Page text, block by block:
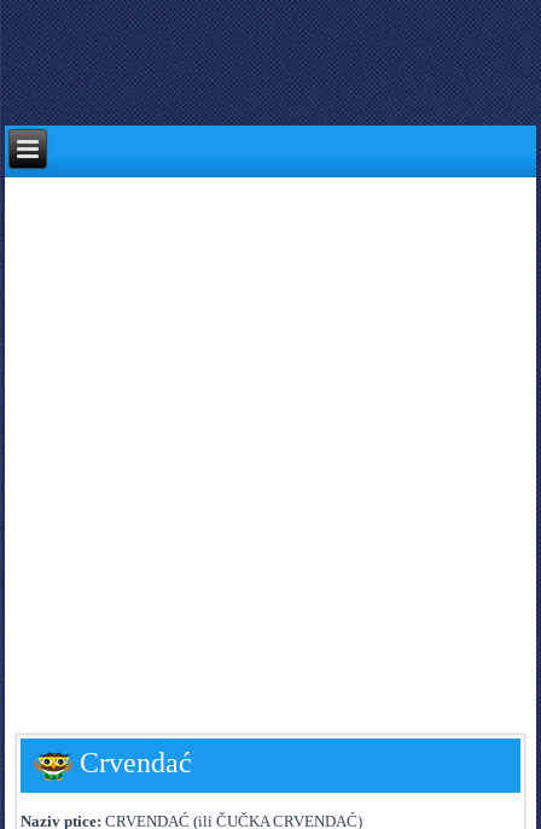
Crvendać
Naziv ptice: CRVENDAĆ (ili ČUČKA CRVENDAĆ)